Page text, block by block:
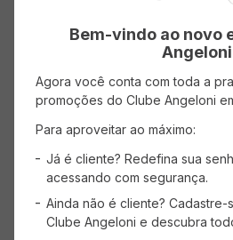
Carregando avaliações…
CADASTRE-SE
Bem-vindo ao novo
Agora você conta com toda a
promoções do Clube Angeloni
Para aproveitar ao máximo:
Já é cliente? Redefina sua
acessando com segurança.
Ainda não é cliente?
Clube Angeloni e descubra